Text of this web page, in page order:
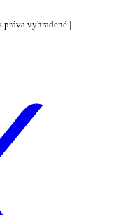
práva vyhradené |